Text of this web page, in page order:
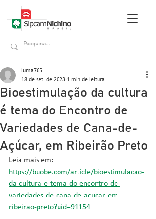
Bioestimulação da cultura
é tema do Encontro de
Variedades de Cana-de-
Açúcar, em Ribeirão Preto
luma765
18 de set. de 2023 1 min de leitura
Leia mais em:
https://buobe.com/article/bioestimulacao-
da-cultura-e-tema-do-encontro-de-
variedades-de-cana-de-acucar-em-
ribeirao-preto?uid=91154